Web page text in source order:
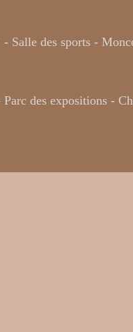
Salle des sports -
des expositions -